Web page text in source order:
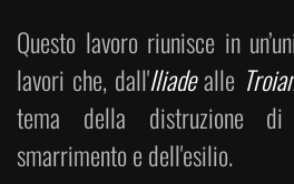
Questo lavoro riunisce in
lavori che, dall'Iliadealle
tema della distruzione
smarrimento e dell'esilio.